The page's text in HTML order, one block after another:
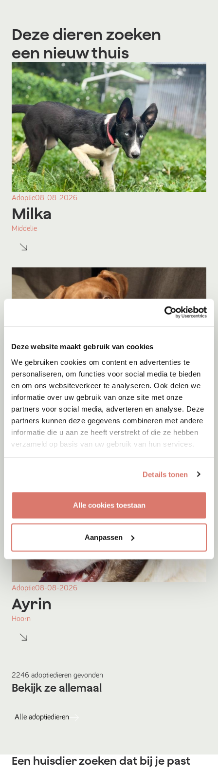
Deze website maakt gebruik van cookies
We gebruiken cookies om content en advertenties te
personaliseren, om functies voor social media te bieden
en om ons websiteverkeer te analyseren. Ook delen we
informatie over uw gebruik van onze site met onze
partners voor social media, adverteren en analyse. Deze
partners kunnen deze gegevens combineren met andere
informatie die u aan ze heeft verstrekt of die ze hebben
verzameld op basis van uw gebruik van hun services.
Details tonen
Alle cookies toestaan
Aanpassen
Deze dieren zoeken
een nieuw thuis
Adoptie08-08-2026
Milka
Middelie
Adoptie 08-08-2026
Woozles
Beringen
Adoptie08-08-2026
Ayrin
Hoorn
2246 adoptiedieren gevonden
Bekijk ze allemaal
Alle adoptiedieren
Een huisdier zoeken dat bij je past